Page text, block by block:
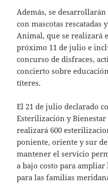
Además, se
con mascotas rescatadas
Animal, que se realizará
próximo 11 de julio e
concurso de disfraces,
concierto sobre
títeres.
El 21 de julio declarado
Esterilización y
realizará 600
poniente, oriente y sur
mantener el servicio
a bajo costo para
para las familias